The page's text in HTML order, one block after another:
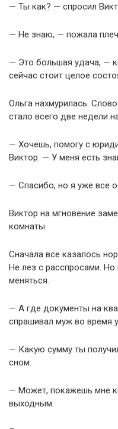
— Ты как? — спросил
— Не знаю, — пожала
— Это большая удача, —
сейчас стоит целое
Ольга нахмурилась.
стало всего две недели
— Хочешь, помогу с
Виктор. — У меня есть
— Спасибо, но я уже все
Виктор на мгновение
комнаты.
Сначала все казалось
Не лез с расспросами. Но
меняться.
— А где документы на
спрашивал муж во время
— Какую сумму ты
сном.
— Может, покажешь мне
выходным.